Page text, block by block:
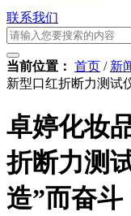
联系我们
当前位置： 首页 / 新
新型口红折断力测试
卓婷化妆
折断力测
造”而奋斗